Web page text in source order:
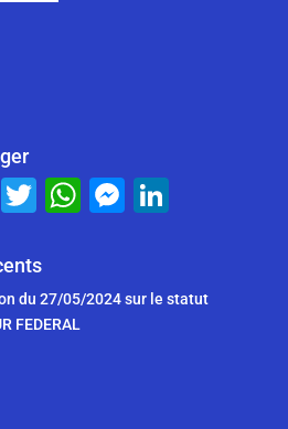
F
T
tt
er
W
s
A
M
e
e
du 27/05/2024 sur le statut
FEDERAL